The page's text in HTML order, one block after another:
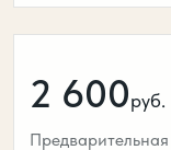
2 600руб.